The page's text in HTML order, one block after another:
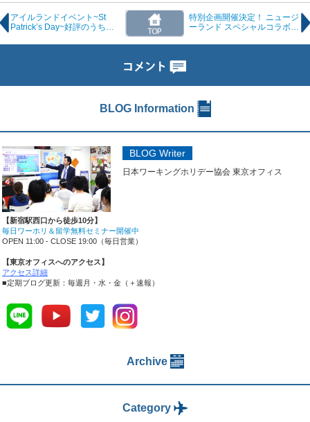
アイルランドイベント~St
Patrick’s Day~好評のうちに
特別企画開催決定！ ニュージ
ーランド スペシャルコラボイ
BLOG Information
BLOG Writer
日本ワーキングホリデー協会 東京オフィス
【新宿駅西口から徒歩10分】
毎日ワーホリ＆留学無料セミナー開催中
OPEN 11:00 - CLOSE 19:00（毎日営業）
【東京オフィスへのアクセス】
アクセス詳細
■定期ブログ更新：毎週月・水・金（＋速報）
Archive
Category